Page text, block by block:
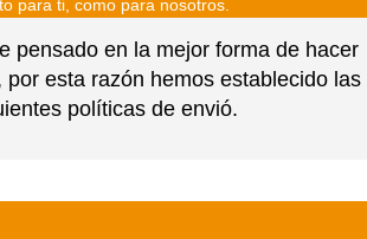
para ti, como para nosotros.
pensado en la mejor forma de hacer
por esta razón hemos establecido las
políticas de envió.